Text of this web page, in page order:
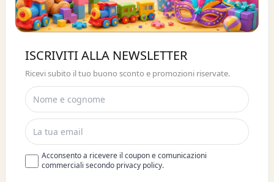
Buono sconto 10%
ISCRIVITI E OTTIENI SUBITO UNO
SCONTO DEL 10%
ISCRIVITI ALLA NEWSLETTER
Ricevi subito il tuo buono sconto e promozioni riservate.
Acconsento a ricevere il coupon e comunicazioni
commerciali secondo privacy policy.